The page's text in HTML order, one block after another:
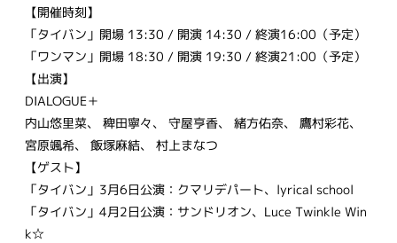
【開催時刻】
「タイバン」開場 13:30 / 開演 14:30 / 終演16:00（予定）
「ワンマン」開場 18:30 / 開演 19:30 / 終演21:00（予定）
【出演】
DIALOGUE＋
内山悠里菜、 稗田寧々、 守屋亨香、 緒方佑奈、 鷹村彩花、
宮原颯希、 飯塚麻結、 村上まなつ
【ゲスト】
「タイバン」3月6日公演：クマリデパート、lyrical school
「タイバン」4月2日公演：サンドリオン、Luce Twinkle Win
k☆